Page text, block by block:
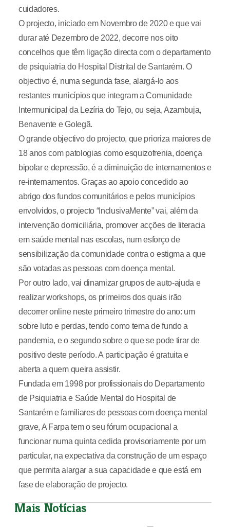
cuidadores.
O projecto, iniciado em Novembro de 2020 e que vai
durar até Dezembro de 2022, decorre nos oito
concelhos que têm ligação directa com o departamento
de psiquiatria do Hospital Distrital de Santarém. O
objectivo é, numa segunda fase, alargá-lo aos
restantes municípios que integram a Comunidade
Intermunicipal da Lezíria do Tejo, ou seja, Azambuja,
Benavente e Golegã.
O grande objectivo do projecto, que prioriza maiores de
18 anos com patologias como esquizofrenia, doença
bipolar e depressão, é a diminuição de internamentos e
re-internamentos. Graças ao apoio concedido ao
abrigo dos fundos comunitários e pelos municípios
envolvidos, o projecto “InclusivaMente” vai, além da
intervenção domiciliária, promover acções de literacia
em saúde mental nas escolas, num esforço de
sensibilização da comunidade contra o estigma a que
são votadas as pessoas com doença mental.
Por outro lado, vai dinamizar grupos de auto-ajuda e
realizar workshops, os primeiros dos quais irão
decorrer online neste primeiro trimestre do ano: um
sobre luto e perdas, tendo como tema de fundo a
pandemia, e o segundo sobre o que se pode tirar de
positivo deste período. A participação é gratuita e
aberta a quem queira assistir.
Fundada em 1998 por profissionais do Departamento
de Psiquiatria e Saúde Mental do Hospital de
Santarém e familiares de pessoas com doença mental
grave, A Farpa tem o seu fórum ocupacional a
funcionar numa quinta cedida provisoriamente por um
particular, na expectativa da construção de um espaço
que permita alargar a sua capacidade e que está em
fase de elaboração de projecto.
Mais Notícias